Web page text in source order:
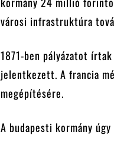
városi infrastruktúra
1871-ben pályázatot
jelentkezett. A francia
megépítésére.
A budapesti kormány